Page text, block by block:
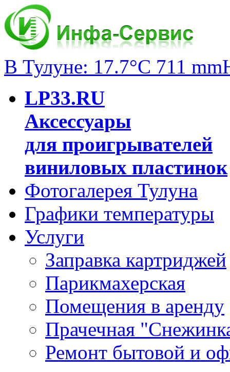
В Тулуне: 17.7°C 711
LP33.RU
Аксессуары
для проигрывателей
виниловых пластинок
Фотогалерея Тулуна
Графики температуры
Услуги
Заправка картриджей
Парикмахерская
Помещения в аренду
Прачечная
Ремонт бытовой и